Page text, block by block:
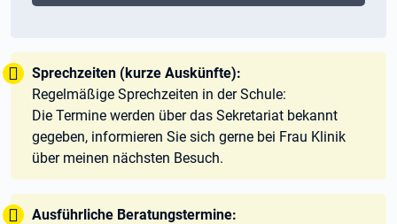
Tipp:
Sprechzeiten (kurze Auskünfte):
Regelmäßige Sprechzeiten in der Schule:
Die Termine werden über das Sekretariat bekannt
gegeben, informieren Sie sich gerne bei Frau Klinik
über meinen nächsten Besuch.
Tipp:
Ausführliche Beratungstermine: